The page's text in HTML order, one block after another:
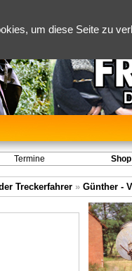
um diese Seite zu
Termine Shop
Treckerfahrer » Günther -